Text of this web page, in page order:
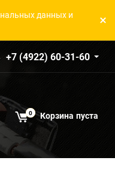
данных и
+7 (4922) 60-31-60
0 Корзина пуста